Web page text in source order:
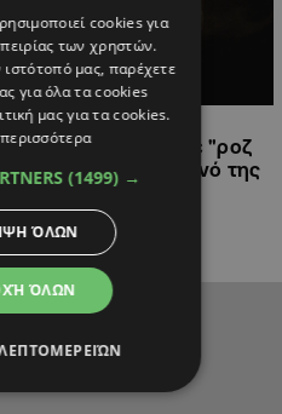
27.04.2021 21:22
Μαγευτικό θέαμα με "ροζ
φεγγάρι" στον ουρανό της
Κύπρου (BINTEO)
cookies για
των χρηστών.
μας, παρέχετε
για όλα τα cookies
μας για τα cookies.
(1499) →
ΌΛΩΝ
ΌΛΩΝ